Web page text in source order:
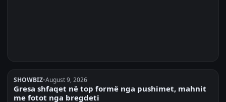
SHOWBIZ•August 9, 2026
Gresa shfaqet në top formë nga pushimet, mahnit
me fotot nga bregdeti